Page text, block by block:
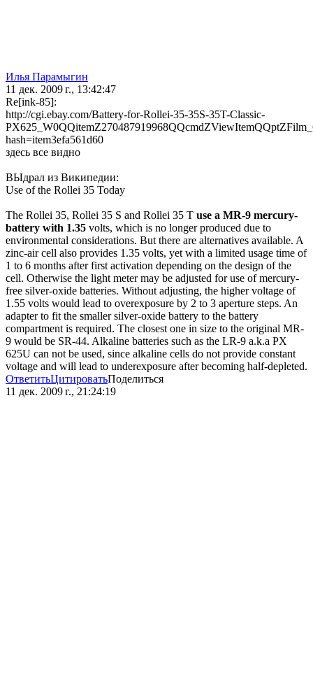
Илья Парамыгин
11 дек. 2009 г., 13:42:47
Re[ink-85]:
http://cgi.ebay.com/Battery-for-Rollei-35-35S-35T-Classic-
hash=item3efa561d60
здесь все видно
ВЫдрал из Википедии:
Use of the Rollei 35 Today
The Rollei 35, Rollei 35 S and Rollei 35 T use a MR-9 mercury-
battery with 1.35 volts, which is no longer produced due to
environmental considerations. But there are alternatives available. A
zinc-air cell also provides 1.35 volts, yet with a limited usage time of
1 to 6 months after first activation depending on the design of the
cell. Otherwise the light meter may be adjusted for use of mercury-
free silver-oxide batteries. Without adjusting, the higher voltage of
1.55 volts would lead to overexposure by 2 to 3 aperture steps. An
adapter to fit the smaller silver-oxide battery to the battery
compartment is required. The closest one in size to the original MR-
9 would be SR-44. Alkaline batteries such as the LR-9 a.k.a PX
625U can not be used, since alkaline cells do not provide constant
voltage and will lead to underexposure after becoming half-depleted.
ОтветитьЦитироватьПоделиться
11 дек. 2009 г., 21:24:19